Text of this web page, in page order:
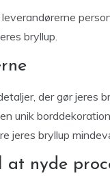
bryllup.
der gør jeres
unik
jeres bryllup
at nyde